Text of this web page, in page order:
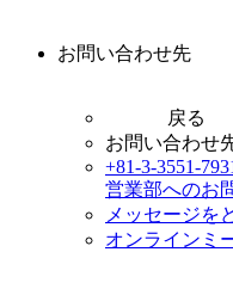
お問い合わせ先
戻る
お問い合わせ
+81-3-3551-
営業部へのお
メッセージを
オンラインミ